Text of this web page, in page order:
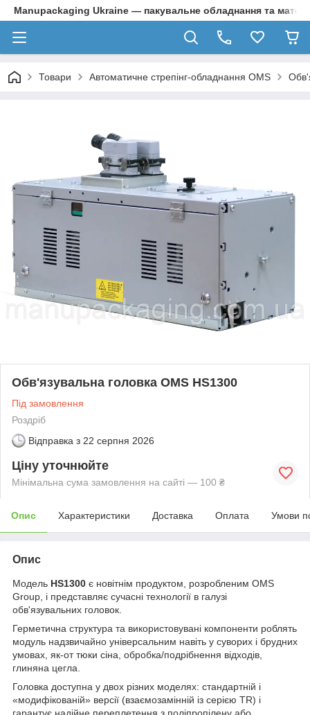
Manupackaging Ukraine — пакувальне обладнання та
Товари Автоматичне стрепінг-обладнання OMS
Обв'язувальна головка OMS HS1300
Під замовлення
Роздріб
Відправка з 22 серпня 2026
Ціну уточнюйте
Мінімальна сума замовлення на сайті — 100 ₴
Опис Характеристики Доставка Оплата Умови
Опис
Модель HS1300 є новітнім продуктом, розробленим OMS
Group, і представляє сучасні технології в галузі
обв'язувальних головок.
Герметична структура та використовувані компоненти роблять
модуль надзвичайно універсальним навіть у суворих і брудних
умовах, як-от тюки сіна, обробка/подрібнення відходів,
глиняна цегла.
Головка доступна у двох різних моделях: стандартній і
«модифікованій» версії (взаємозамінній із серією TR) і
гарантує надійне переплетення з поліпропілену або